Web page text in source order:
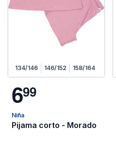
134/146 146/152 158/164
699
Niña
Pijama corto - Morado